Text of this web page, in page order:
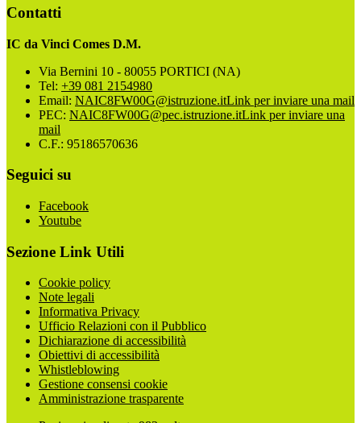
Contatti
IC da Vinci Comes D.M.
Via Bernini 10 - 80055 PORTICI (NA)
Tel: +39 081 2154980
Email: NAIC8FW00G@istruzione.itLink per inviare una mail
PEC: NAIC8FW00G@pec.istruzione.itLink per inviare una
mail
C.F.: 95186570636
Seguici su
Facebook
Youtube
Sezione Link Utili
Cookie policy
Note legali
Informativa Privacy
Ufficio Relazioni con il Pubblico
Dichiarazione di accessibilità
Obiettivi di accessibilità
Whistleblowing
Gestione consensi cookie
Amministrazione trasparente